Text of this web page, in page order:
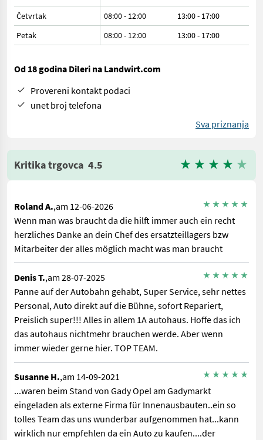
Četvrtak
08:00 - 12:00
13:00 - 17:00
Petak
08:00 - 12:00 13:00 - 17:00
Od 18 godina Dileri na Landwirt.com
Provereni kontakt podaci
unet broj telefona
Sva priznanja
Kritika trgovca 4.5
Roland A.,am 12-06-2026
Wenn man was braucht da die hilft immer auch ein recht
herzliches Danke an dein Chef des ersatzteillagers bzw
Mitarbeiter der alles möglich macht was man braucht
Denis T.,am 28-07-2025
Panne auf der Autobahn gehabt, Super Service, sehr nettes
Personal, Auto direkt auf die Bühne, sofort Repariert,
Preislich super!!! Alles in allem 1A autohaus. Hoffe das ich
das autohaus nichtmehr brauchen werde. Aber wenn
immer wieder gerne hier. TOP TEAM.
Susanne H.,am 14-09-2021
...waren beim Stand von Gady Opel am Gadymarkt
eingeladen als externe Firma für Innenausbauten..ein so
tolles Team das uns wunderbar aufgenommen hat...kann
wirklich nur empfehlen da ein Auto zu kaufen....der